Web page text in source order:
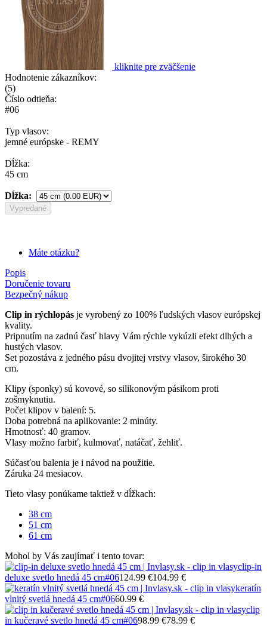
kliknite pre zväčšenie
Hodnotenie zákazníkov:
(5)
Číslo odtieňa:
#06
Typ vlasov:
jemné európske - REMY
Dĺžka:
45 cm
Dĺžka:
Vypredané
Máte otázku?
Popis
Doručenie tovaru
Bezpečný nákup
Clip in rýchlopás je vyrobený zo 100% ľudských vlasov európskej
kvality.
Pripnutím na zadnú časť hlavy Vám rýchle vykúzli efekt dlhých a
hustých vlasov.
Set pozostáva z jedného pásu dvojitej vrstvy vlasov, širokého 30
cm.
Klipy (sponky) sú kovové, so silikonovým pásikom proti
zošmyknutiu.
Počet klipov v balení: 5.
Doba potrebná na aplikovanie: 2 minúty.
Hmotnosť: 40 gramov.
Vlasy možno farbiť, kulmovať, natáčať, žehliť.
Súčasťou balenia je i návod na použitie.
Záruka 24 mesiacov.
Tieto vlasy ponúkame taktiež v dĺžkach:
38 cm
51 cm
61 cm
Mohol by Vás zaujímať i tento tovar:
clip-in
deluxe svetlo hnedá 45 cm#06124.99 €104.99 €
keratín
vlnitý svetlá hnedá 45 cm#0660.99 €
clip
in kučeravé svetlo hnedá 45 cm#0698.99 €78.99 €